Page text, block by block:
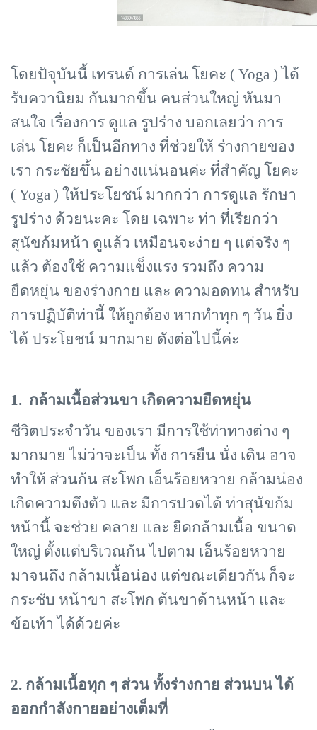
โดยปัจุบันนี้ เทรนด์ การเล่น โยคะ ( Yoga ) ได้
รับควานิยม กันมากขึ้น คนส่วนใหญ่ หันมา
สนใจ เรื่องการ ดูแล รูปร่าง บอกเลยว่า การ
เล่น โยคะ ก็เป็นอีกทาง ที่ช่วยให้ ร่างกายของ
เรา กระชัยขึ้น อย่างแน่นอนค่ะ ที่สำคัญ โยคะ
( Yoga ) ให้ประโยชน์ มากกว่า การดูแล รักษา
รูปร่าง ด้วยนะคะ โดย เฉพาะ ท่า ที่เรียกว่า
สุนัขก้มหน้า ดูแล้ว เหมือนจะง่าย ๆ แต่จริง ๆ
แล้ว ต้องใช้ ความแข็งแรง รวมถึง ความ
ยืดหยุ่น ของร่างกาย และ ความอดทน สำหรับ
การปฏิบัติท่านี้ ให้ถูกต้อง หากทำทุก ๆ วัน ยิ่ง
ได้ ประโยชน์ มากมาย ดังต่อไปนี้ค่ะ
1. กล้ามเนื้อส่วนขา เกิดความยืดหยุ่น
ชีวิตประจำวัน ของเรา มีการใช้ท่าทางต่าง ๆ
มากมาย ไม่ว่าจะเป็น ทั้ง การยืน นั่ง เดิน อาจ
ทำให้ ส่วนก้น สะโพก เอ็นร้อยหวาย กล้ามน่อง
เกิดความตึงตัว และ มีการปวดได้ ท่าสุนัขก้ม
หน้านี้ จะช่วย คลาย และ ยืดกล้ามเนื้อ ขนาด
ใหญ่ ตั้งแต่บริเวณก้น ไปตาม เอ็นร้อยหวาย
มาจนถึง กล้ามเนื้อน่อง แต่ขณะเดียวกัน ก็จะ
กระชับ หน้าขา สะโพก ต้นขาด้านหน้า และ
ข้อเท้า ได้ด้วยค่ะ
2. กล้ามเนื้อทุก ๆ ส่วน ทั้งร่างกาย ส่วนบน ได้
ออกกำลังกายอย่างเต็มที่